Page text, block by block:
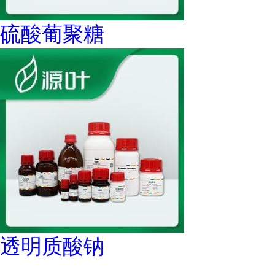
硫酸葡聚糖
透明质酸钠